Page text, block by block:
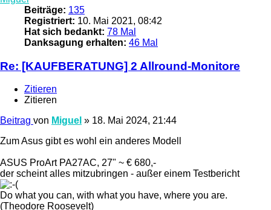
Beiträge: 135
Registriert: 10. Mai 2021, 08:42
Hat sich bedankt: 78 Mal
Danksagung erhalten: 46 Mal
Re: [KAUFBERATUNG] 2 Allround-Monitore
Zitieren
Zitieren
Beitrag von Miguel » 18. Mai 2024, 21:44
Zum Asus gibt es wohl ein anderes Modell
ASUS ProArt PA27AC, 27" ~ € 680,-
der scheint alles mitzubringen - außer einem Testbericht
Do what you can, with what you have, where you are.
(Theodore Roosevelt)